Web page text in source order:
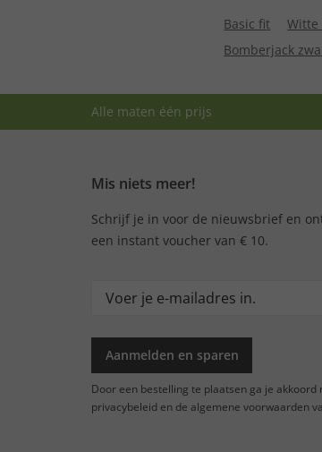
Basic fit Witte
Bomberjack
Alle maten één prijs
Mis niets meer!
Schrijf je in voor de nieuwsbrief en
een instant voucher van € 10.
Aanmelden en sparen
Door een bestelling te plaatsen ga je akkoord
privacybeleid en de algemene voorwaarden